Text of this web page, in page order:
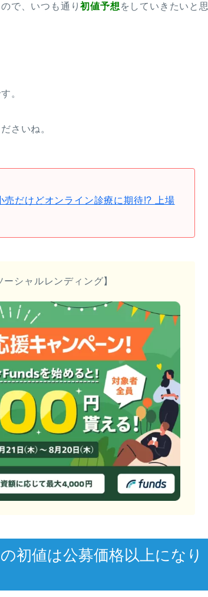
で、いつも通り初値予想 をしていきたいと思
。
さいね。
売だけどオンライン診療に期待!? 上場
ーシャルレンディング】
初値は公募価格以上になり